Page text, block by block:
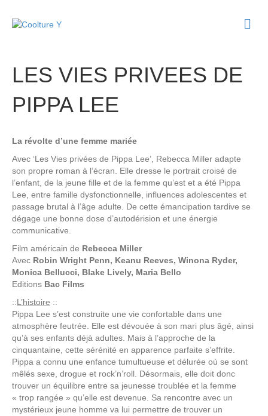
LES VIES PRIVEES DE
PIPPA LEE
La révolte d’une femme mariée
Avec ‘Les Vies privées de Pippa Lee’, Rebecca Miller adapte
son propre roman à l’écran. Elle dresse le portrait croisé de
l’enfant, de la jeune fille et de la femme qu’est et a été Pippa
Lee, entre famille dysfonctionnelle, influences adolescentes et
passage brutal à l’âge adulte. De cette émancipation tardive se
dégage une bonne dose d’autodérision et une énergie
communicative.
Film américain de Rebecca Miller
Avec Robin Wright Penn, Keanu Reeves, Winona Ryder,
Monica Bellucci, Blake Lively, Maria Bello
Editions Bac Films
::L’histoire ::
Pippa Lee s’est construite une vie confortable dans une
atmosphère feutrée. Elle est dévouée à son mari plus âgé, ainsi
qu’à ses enfants déjà adultes. Mais à l’approche de la
cinquantaine, cette sérénité en apparence parfaite s’effrite.
Pippa a connu une enfance tumultueuse et délurée où se sont
mêlés sexe, drogue et rock’n’roll. Désormais, elle doit donc
trouver un équilibre entre sa jeunesse troublée et la femme
« trop rangée » qu’elle est devenue. Sa rencontre avec un
mystérieux jeune homme va lui permettre de trouver un